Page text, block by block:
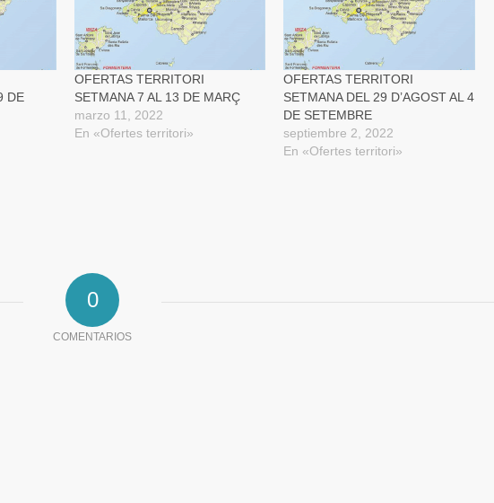
nueva)
DE
OFERTAS TERRITORI
SETMANA 7 AL 13 DE MARÇ
marzo 11, 2022
En «Ofertes territori»
OFERTAS TERRITORI
SETMANA DEL 29 D’AGOST AL 4
DE SETEMBRE
septiembre 2, 2022
En «Ofertes territori»
0
COMENTARIOS